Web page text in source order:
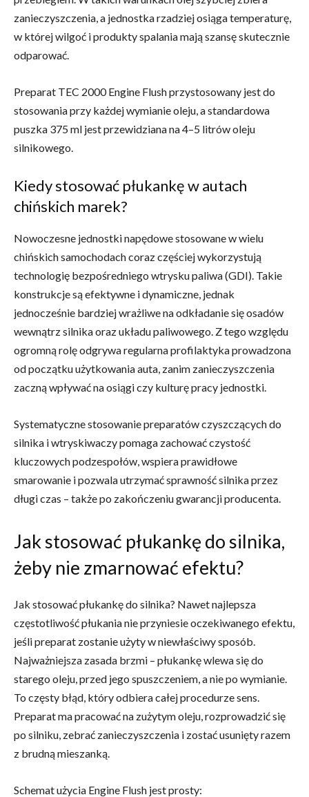
zanieczyszczenia, a jednostka rzadziej osiąga temperaturę,
w której wilgoć i produkty spalania mają szansę skutecznie
odparować.
Preparat TEC 2000 Engine Flush przystosowany jest do
stosowania przy każdej wymianie oleju, a standardowa
puszka 375 ml jest przewidziana na 4–5 litrów oleju
silnikowego.
Kiedy stosować płukankę w autach
chińskich marek?
Nowoczesne jednostki napędowe stosowane w wielu
chińskich samochodach coraz częściej wykorzystują
technologię bezpośredniego wtrysku paliwa (GDI). Takie
konstrukcje są efektywne i dynamiczne, jednak
jednocześnie bardziej wrażliwe na odkładanie się osadów
wewnątrz silnika oraz układu paliwowego. Z tego względu
ogromną rolę odgrywa regularna profilaktyka prowadzona
od początku użytkowania auta, zanim zanieczyszczenia
zaczną wpływać na osiągi czy kulturę pracy jednostki.
Systematyczne stosowanie preparatów czyszczących do
silnika i wtryskiwaczy pomaga zachować czystość
kluczowych podzespołów, wspiera prawidłowe
smarowanie i pozwala utrzymać sprawność silnika przez
długi czas – także po zakończeniu gwarancji producenta.
Jak stosować płukankę do silnika,
żeby nie zmarnować efektu?
Jak stosować płukankę do silnika? Nawet najlepsza
częstotliwość płukania nie przyniesie oczekiwanego efektu,
jeśli preparat zostanie użyty w niewłaściwy sposób.
Najważniejsza zasada brzmi – płukankę wlewa się do
starego oleju, przed jego spuszczeniem, a nie po wymianie.
To częsty błąd, który odbiera całej procedurze sens.
Preparat ma pracować na zużytym oleju, rozprowadzić się
po silniku, zebrać zanieczyszczenia i zostać usunięty razem
z brudną mieszanką.
Schemat użycia Engine Flush jest prosty: